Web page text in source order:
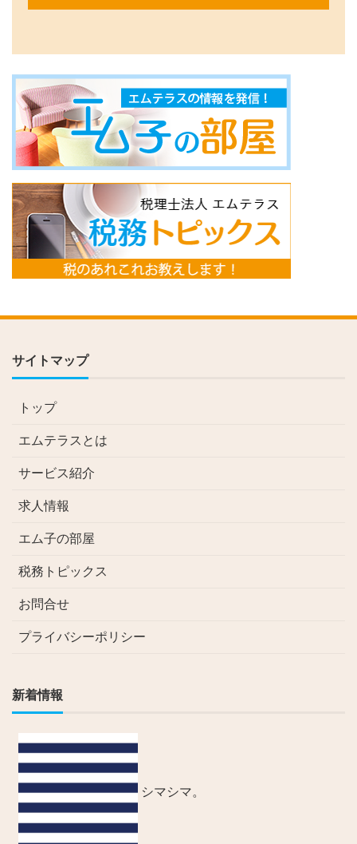
サイトマップ
トップ
エムテラスとは
サービス紹介
求人情報
エム子の部屋
税務トピックス
お問合せ
プライバシーポリシー
新着情報
シマシマ。